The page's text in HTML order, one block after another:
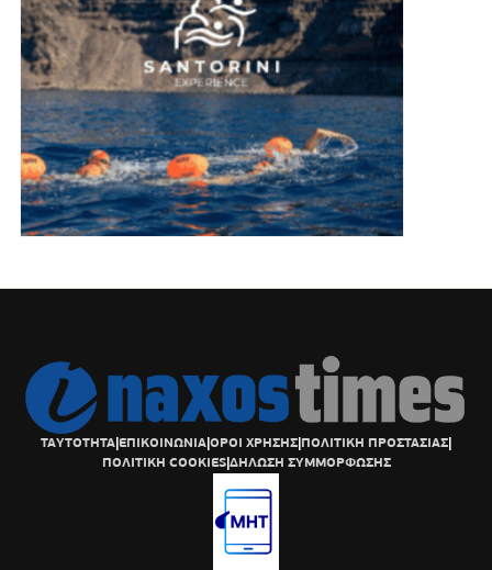
ΤΑΥΤΟΤΗΤΑ|ΕΠΙΚΟΙΝΩΝΙΑ|ΟΡΟΙ ΧΡΗΣΗΣ|ΠΟΛΙΤΙΚΗ ΠΡΟΣΤΑΣΙΑΣ|
ΠΟΛΙΤΙΚΗ COOKIES|ΔΗΛΩΣΗ ΣΥΜΜΟΡΦΩΣΗΣ